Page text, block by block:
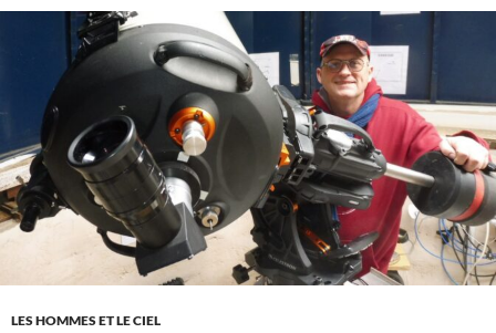
LES HOMMES ET LE CIEL